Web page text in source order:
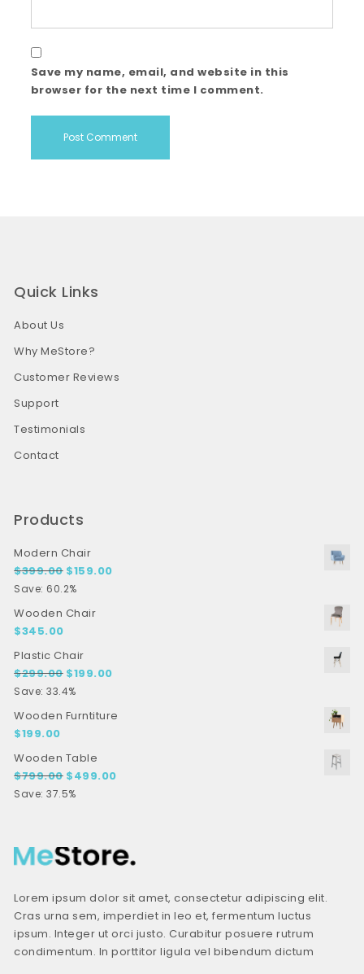
Save my name, email, and website in this
browser for the next time I comment.
Quick Links
About Us
Why MeStore?
Customer Reviews
Support
Testimonials
Contact
Products
Modern Chair
$399.00 Original price was: $399.00.
$159.00Current price is: $159.00.
Save: 60.2%
Wooden Chair
$345.00
Plastic Chair
$299.00 Original price was: $299.00.
$199.00Current price is: $199.00.
Save: 33.4%
Wooden Furntiture
$199.00
Wooden Table
$799.00 Original price was: $799.00.
$499.00Current price is: $499.00.
Save: 37.5%
Lorem ipsum dolor sit amet, consectetur adipiscing elit.
Cras urna sem, imperdiet in leo et, fermentum luctus
ipsum. Integer ut orci justo. Curabitur posuere rutrum
condimentum. In porttitor ligula vel bibendum dictum